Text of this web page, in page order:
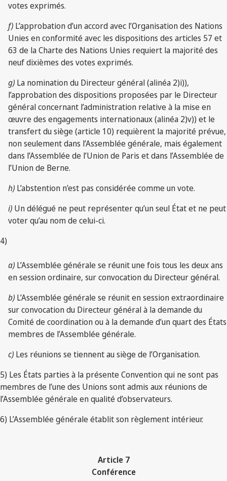
votes exprimés.
f) L’approbation d’un accord avec l’Organisation des Nations
Unies en conformité avec les dispositions des articles 57 et
63 de la Charte des Nations Unies requiert la majorité des
neuf dixièmes des votes exprimés.
g) La nomination du Directeur général (alinéa 2)i)),
l’approbation des dispositions proposées par le Directeur
général concernant l’administration relative à la mise en
œuvre des engagements internationaux (alinéa 2)v)) et le
transfert du siège (article 10) requièrent la majorité prévue,
non seulement dans l’Assemblée générale, mais également
dans l’Assemblée de l’Union de Paris et dans l’Assemblée de
l’Union de Berne.
h) L’abstention n’est pas considérée comme un vote.
i) Un délégué ne peut représenter qu’un seul État et ne peut
voter qu’au nom de celui-ci.
4)
a) L’Assemblée générale se réunit une fois tous les deux ans
en session ordinaire, sur convocation du Directeur général.
b) L’Assemblée générale se réunit en session extraordinaire
sur convocation du Directeur général à la demande du
Comité de coordination ou à la demande d’un quart des États
membres de l’Assemblée générale.
c) Les réunions se tiennent au siège de l’Organisation.
5) Les États parties à la présente Convention qui ne sont pas
membres de l’une des Unions sont admis aux réunions de
l’Assemblée générale en qualité d’observateurs.
6) L’Assemblée générale établit son règlement intérieur.
Article 7
Conférence